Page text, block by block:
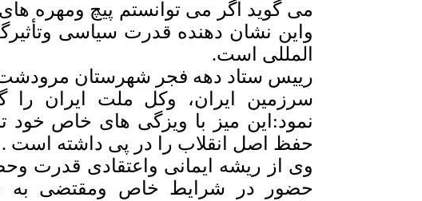
می گوید اگر می توانستم پیچ ومهره
واین نشان دهنده قدرت سیاسی
المللی است.
رییس ستاد دهه فجر شهرستان
سرزمین ایران، وکل ملت ایران را
نمود:این میز با ویزگی های خاص خود
حفظ اصل انقلاب را در پی داشته است .
وی از ریشه ایمانی واعتقادی قدرت
حضور در شرایط خاص ومقتضی به